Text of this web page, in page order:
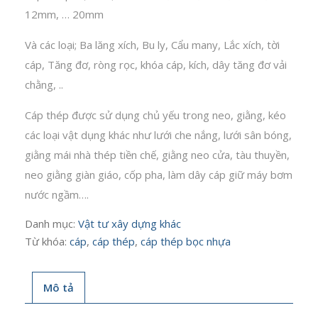
12mm, … 20mm
Và các loại; Ba lăng xích, Bu ly, Cẩu many, Lắc xích, tời
cáp, Tăng đơ, ròng rọc, khóa cáp, kích, dây tăng đơ vải
chằng, ..
Cáp thép được sử dụng chủ yếu trong neo, giằng, kéo
các loại vật dụng khác như lưới che nắng, lưới sân bóng,
giằng mái nhà thép tiền chế, giằng neo cửa, tàu thuyền,
neo giằng giàn giáo, cốp pha, làm dây cáp giữ máy bơm
nước ngầm….
Danh mục: Vật tư xây dựng khác
Từ khóa: cáp, cáp thép, cáp thép bọc nhựa
Mô tả